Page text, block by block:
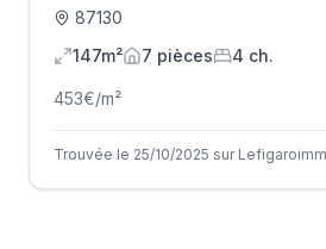
87130
147m²
7 pièces 4 ch.
453€/m²
Trouvée le 25/10/2025 sur